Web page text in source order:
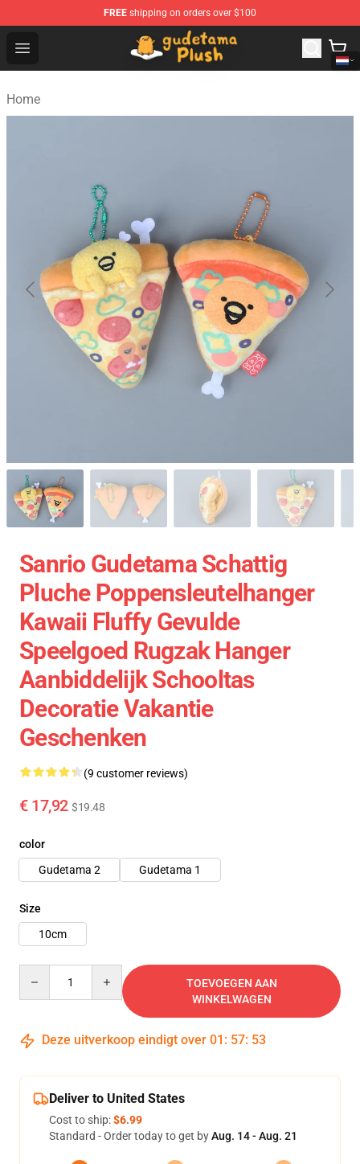
FREE shipping on orders over $100
Open menu
Gudetama Plush Shop - The Best Store of Gudetama
Home
Sanrio Gudetama Schattig
Pluche Poppensleutelhanger
Kawaii Fluffy Gevulde
Speelgoed Rugzak Hanger
Aanbiddelijk Schooltas
Decoratie Vakantie
Geschenken
(9 customer reviews)
€ 17,92 $19.48
color
Gudetama 2
Gudetama 1
Size
10cm
TOEVOEGEN AAN
WINKELWAGEN
Deze uitverkoop eindigt over 01 : 57: 52
Deliver to United States
Cost to ship:$6.99
Standard - Order today to get byAug. 14 - Aug. 21